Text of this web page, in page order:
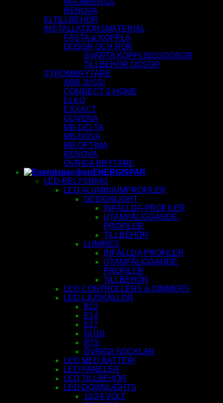
MALMBERGS
RENOVA
ELTILLBEHÖR
INSTALLATIONSMATERIAL
FÄSTA & KOPPLA
DOSOR OCH RÖR
SVARTA KOPPLINGSDOSOR
TILLBEHÖR DOSOR
STRÖMBRYTARE
ABB JUSSI
CONNECT-2-HOME
ELKO
EXXACT
GOVENA
MB-DELTA
MB-NOVA
MB OPTIMA
RENOVA
ÖVRIGA BRYTARE
ENERGISPAR
LED-BELYSNING
LED ALUMINIUMPROFILER
DESIGNLIGHT
INFÄLLDA-PROFILER
UTANPÅLIGGANDE-
PROFILER
TILLBEHÖR
LUMINES
INFÄLLDA PROFILER
UTANPÅLIGGANDE
PROFILER
TILLBEHÖR
LED CONTROLLERS & DIMMERS
LED LJUSKÄLLOR
B22
E14
E27
GU10
R7S
ÖVRIGA SOCKLAR
LED MED BATTERI
LED PANELER
LED TILLBEHÖR
LED-DOWNLIGHTS
12/24 VOLT